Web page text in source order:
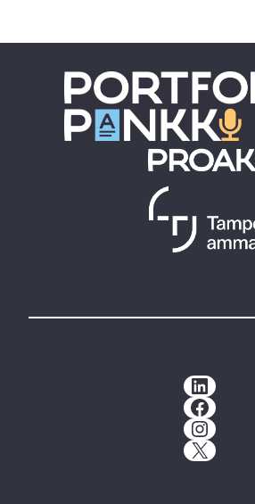
LinkedIn
Facebook
X